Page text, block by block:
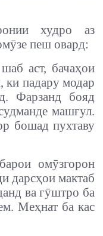
худро аз
пеш овард:
аст, бачаҳои
ки падару модар
Фарзанд бояд
машғул.
бошад пухтаву
омӯзгорон
дарсҳои мактаб
ва гӯштро ба
Меҳнат ба кас